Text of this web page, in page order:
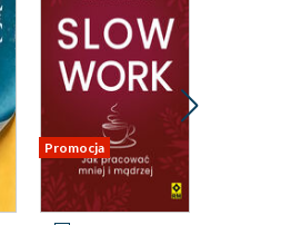
Promocja